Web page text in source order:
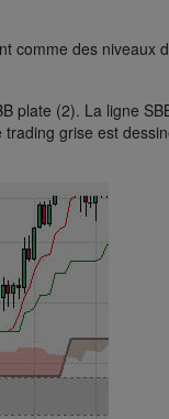
comme des niveaux
plate (2). La ligne
grise est